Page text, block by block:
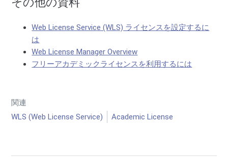
Web License Service (WLS) ライセンスを設定するに
は
Web License Manager Overview
フリーアカデミックライセンスを利用するには
関連
WLS (Web License Service)
Academic License